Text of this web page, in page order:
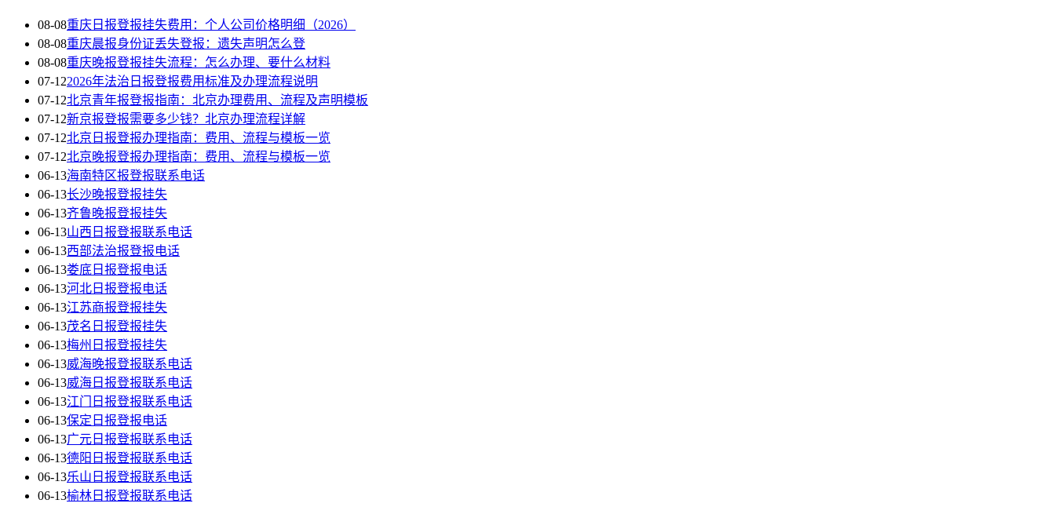
08-08重庆日报登报挂失费用：个人公司价格明细（2026）
08-08重庆晨报身份证丢失登报：遗失声明怎么登
08-08重庆晚报登报挂失流程：怎么办理、要什么材料
07-122026年法治日报登报费用标准及办理流程说明
07-12北京青年报登报指南：北京办理费用、流程及声明模板
07-12新京报登报需要多少钱？北京办理流程详解
07-12北京日报登报办理指南：费用、流程与模板一览
07-12北京晚报登报办理指南：费用、流程与模板一览
06-13海南特区报登报联系电话
06-13长沙晚报登报挂失
06-13齐鲁晚报登报挂失
06-13山西日报登报联系电话
06-13西部法治报登报电话
06-13娄底日报登报电话
06-13河北日报登报电话
06-13江苏商报登报挂失
06-13茂名日报登报挂失
06-13梅州日报登报挂失
06-13威海晚报登报联系电话
06-13威海日报登报联系电话
06-13江门日报登报联系电话
06-13保定日报登报电话
06-13广元日报登报联系电话
06-13德阳日报登报联系电话
06-13乐山日报登报联系电话
06-13榆林日报登报联系电话